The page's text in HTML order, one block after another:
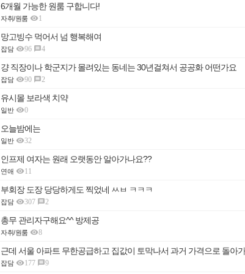
6개월 가능한 원룸 구합니다!
자취/원룸 1
망고빙수 먹어서 넘 행복해여
잡담 96 4
걍 직장이나 학군지가 몰려있는 동네는 30년걸쳐서 공공화 어떤가요
잡담 90 2
유시몰 보라색 치약
일반 0
오늘밤에는
일반 32
인프제 여자는 원래 오랫동안 알아가나요??
연애 11
부회장 도장 당당하게도 찍었네 ㅆㅂ ㅋㅋㅋ
잡담 307 2
총무 관리자구해요^^ 방제공
자취/원룸 8
근데 서울 아파트 무한공급하고 집값이 토막나서 과거 가격으로 돌아
잡담 177 9